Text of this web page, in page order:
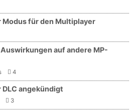
Modus für den Multiplayer
auf andere MP-
4
angekündigt
3